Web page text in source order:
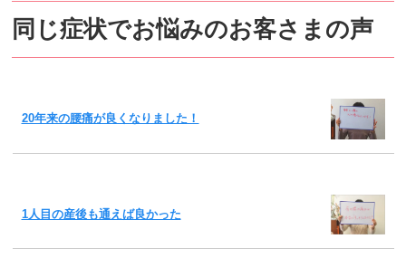
同じ症状でお悩みのお客さまの声
20年来の腰痛が良くなりました！
1人目の産後も通えば良かった